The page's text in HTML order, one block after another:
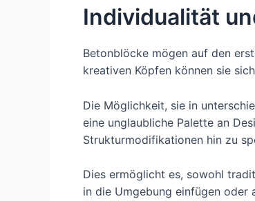
Individualität
Betonblöcke mögen auf den
kreativen Köpfen können sie
Die Möglichkeit, sie in
eine unglaubliche Palette an
Strukturmodifikationen hin zu
Dies ermöglicht es, sowohl
in die Umgebung einfügen oder